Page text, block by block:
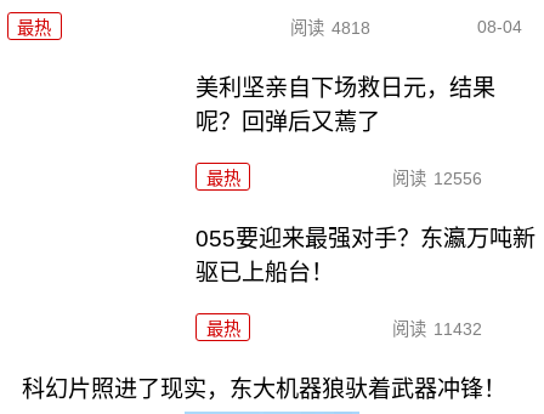
最热 阅读 4818 08-04
美利坚亲自下场救日元，结果
呢？回弹后又蔫了
最热 阅读 12556
055要迎来最强对手？东瀛万吨新
驱已上船台！
最热 阅读 11432
科幻片照进了现实，东大机器狼驮着武器冲锋！